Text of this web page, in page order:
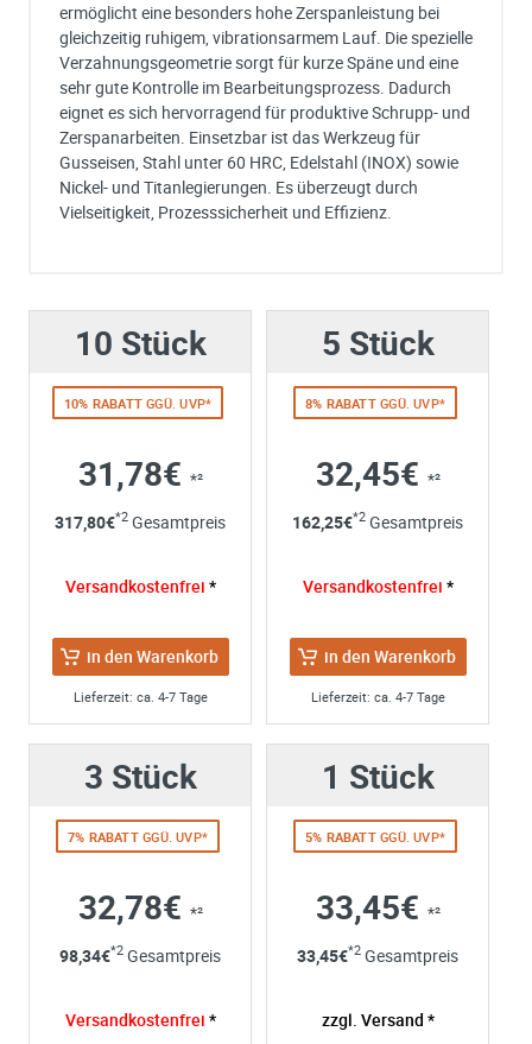
ermöglicht eine besonders hohe Zerspanleistung bei
gleichzeitig ruhigem, vibrationsarmem Lauf. Die spezielle
Verzahnungsgeometrie sorgt für kurze Späne und eine
sehr gute Kontrolle im Bearbeitungsprozess. Dadurch
eignet es sich hervorragend für produktive Schrupp- und
Zerspanarbeiten. Einsetzbar ist das Werkzeug für
Gusseisen, Stahl unter 60 HRC, Edelstahl (INOX) sowie
Nickel- und Titanlegierungen. Es überzeugt durch
Vielseitigkeit, Prozesssicherheit und Effizienz.
Bitte unterbreiten Sie mir ein Angebot:
Bitte teilen Sie uns die gewünschte Menge mit
Ihre Anschrift
Firma:
e-mail*:
*
Ich stimme zu, dass meine Angaben aus dem
Kontaktformular zur Beantwortung meiner Anfrage
und verarbeitet werden. Die Daten werden nach
abgeschlossener Bearbeitung Ihrer Anfrage gelöscht. Sie
können Ihre Einwilligung jederzeit für die Zukunft per E-
widerrufen. Detaillierte Informationen zum Umgang mit
Nutzerdaten finden Sie in unsererDatenschutzerklärung
10 Stück
10% RABATT GGÜ. UVP*
31,78€ *²
317,80€*2 Gesamtpreis
Versandkostenfrei *
in den Warenkorb
Lieferzeit: ca. 4-7 Tage
5 Stück
8% RABATTGGÜ. UVP*
32,45€ *²
162,25€*2 Gesamtpreis
Versandkostenfrei *
in den Warenkorb
Lieferzeit: ca. 4-7 Tage
3 Stück
7% RABATTGGÜ. UVP*
32,78€ *²
98,34€*2 Gesamtpreis
Versandkostenfrei *
1 Stück
5% RABATTGGÜ. UVP*
33,45€ *²
33,45€*2 Gesamtpreis
zzgl. Versand *